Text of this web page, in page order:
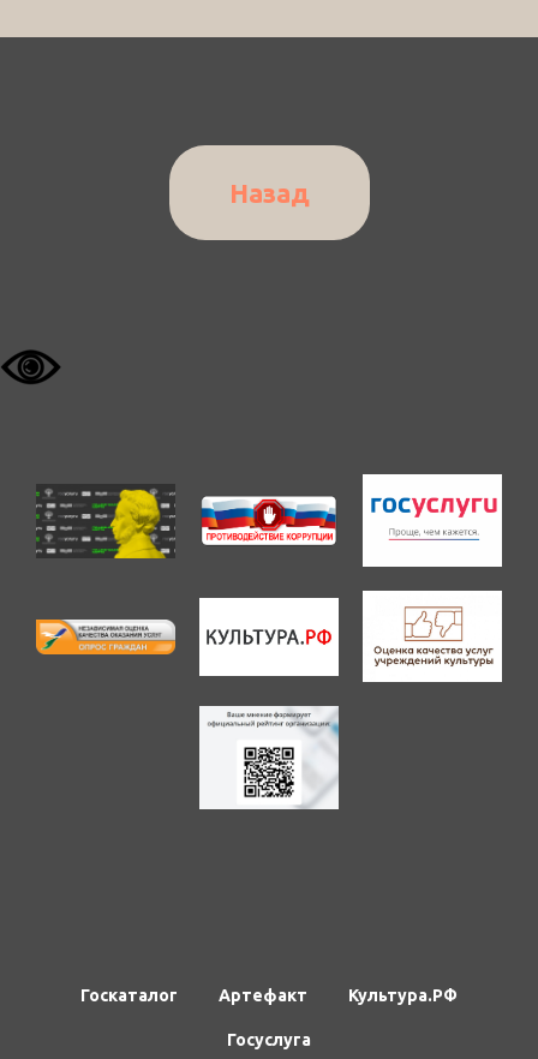
Назад
Госкаталог Артефакт Культура.РФ
Госуслуга